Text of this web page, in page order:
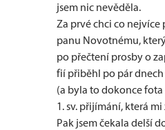
jsem nic nevěděla.
Za prvé chci co
panu Novotnému,
po přečtení prosby o
fií přiběhl po pár
(a byla to dokonce fota
1. sv. přijímání, která
Pak jsem čekala delší